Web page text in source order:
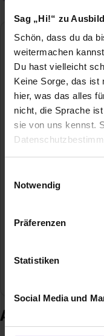
Sag „Hi!“ zu
Schön, dass du da
weitermachen
Du hast vielleicht
Keine Sorge, das ist
hier, was das alles
nicht, die Sprache
sie von uns kennst.
Benutzung der
Webseite zu
Informationen zu
Analysen
Partner führen diese
Notwendig
Präferenzen
Statistiken
Social Media und
Richard Geiss
Ausbildung bei